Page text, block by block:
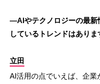
―AIやテクノロジーの最新
しているトレンドはありま
立田
AI活用の点でいえば、企業